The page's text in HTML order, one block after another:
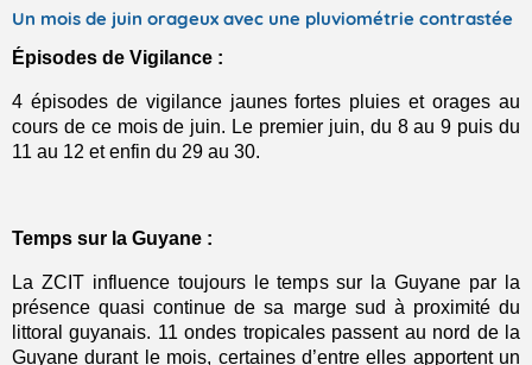
Un mois de juin orageux avec une pluviométrie contrastée
Épisodes de Vigilance :
4 épisodes de vigilance jaunes fortes pluies et orages au
cours de ce mois de juin. Le premier juin, du 8 au 9 puis du
11 au 12 et enfin du 29 au 30.
Temps sur la Guyane :
La ZCIT influence toujours le temps sur la Guyane par la
présence quasi continue de sa marge sud à proximité du
littoral guyanais. 11 ondes tropicales passent au nord de la
Guyane durant le mois, certaines d’entre elles apportent un